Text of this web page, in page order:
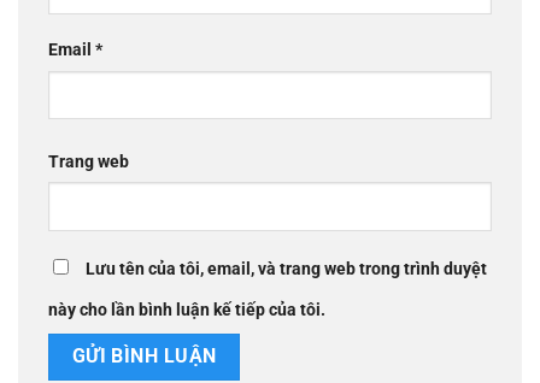
Email *
Trang web
Lưu tên của tôi, email, và trang web trong trình duyệt
này cho lần bình luận kế tiếp của tôi.